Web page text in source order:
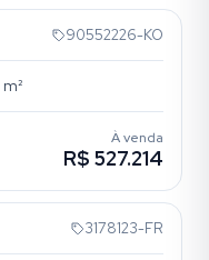
90552226-KO
m²
À venda
R$ 527.214
3178123-FR